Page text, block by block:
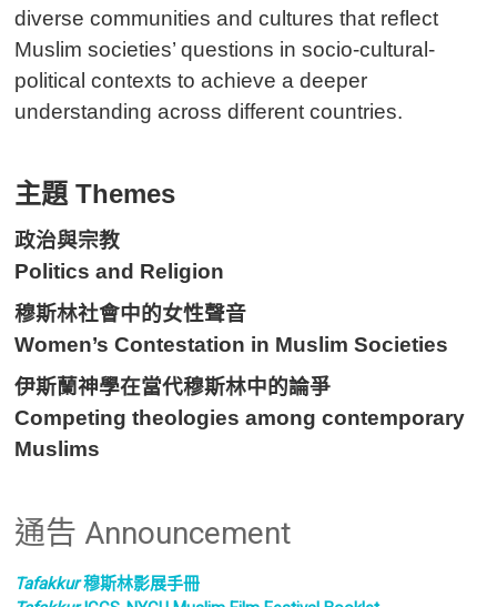
diverse communities and cultures that reflect
Muslim societies’ questions in socio-cultural-
political contexts to achieve a deeper
understanding across different countries.
主題 Themes
政治與宗教
Politics and Religion
穆斯林社會中的女性聲音
Women’s Contestation in Muslim Societies
伊斯蘭神學在當代穆斯林中的論爭
Competing theologies among contemporary
Muslims
通告 Announcement
Tafakkur穆斯林影展手冊